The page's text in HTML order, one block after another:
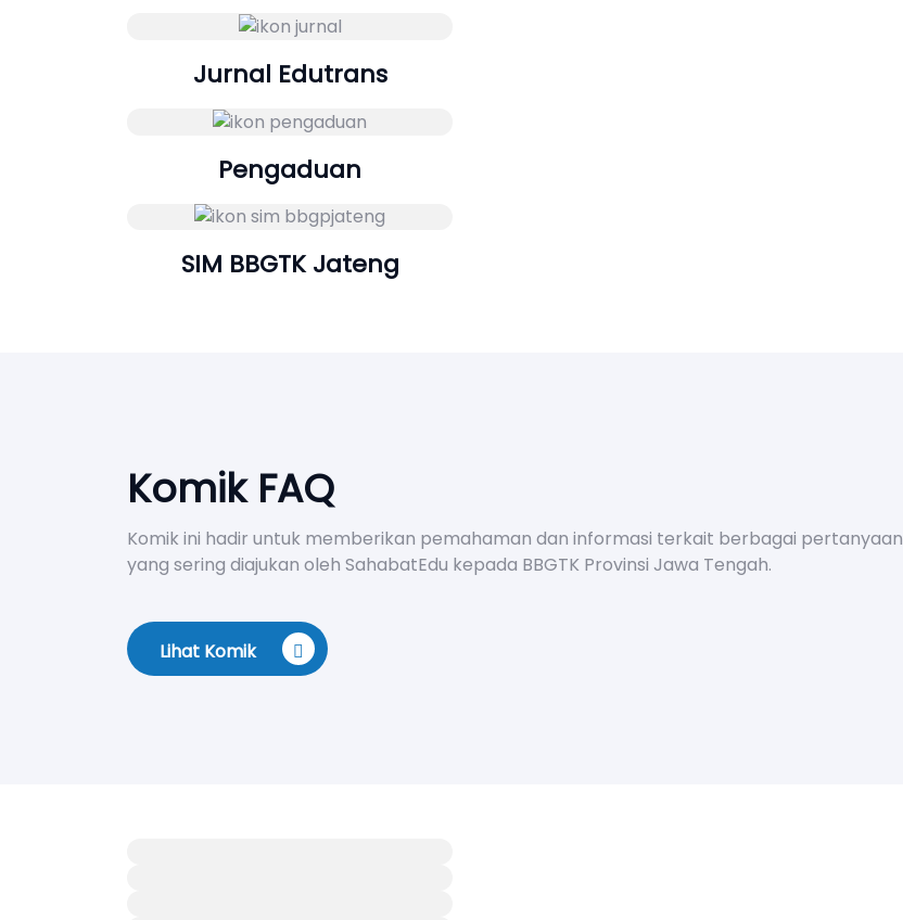
Jurnal Edutrans
Pengaduan
SIM BBGTK Jateng
Komik FAQ
Komik ini hadir untuk memberikan pemahaman dan informasi terkait berbagai pertanyaan
yang sering diajukan oleh SahabatEdu kepada BBGTK Provinsi Jawa Tengah.
Lihat Komik